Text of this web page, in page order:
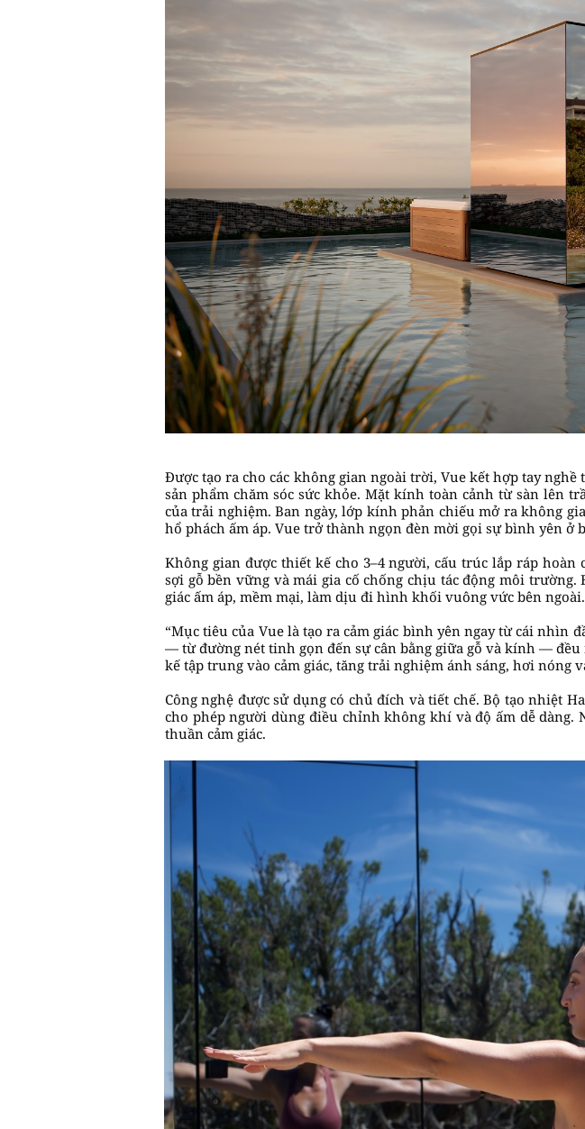
Được tạo ra cho các không gian ngoài trời, Vue kết hợp tay
sản phẩm chăm sóc sức khỏe. Mặt kính toàn cảnh từ sàn lên
của trải nghiệm. Ban ngày, lớp kính phản chiếu mở ra không
hổ phách ấm áp. Vue trở thành ngọn đèn mời gọi sự bình yên ở
Không gian được thiết kế cho 3–4 người, cấu trúc lắp ráp
sợi gỗ bền vững và mái gia cố chống chịu tác động môi
giác ấm áp, mềm mại, làm dịu đi hình khối vuông vức bên ngoài.
“Mục tiêu của Vue là tạo ra cảm giác bình yên ngay từ cái nhìn
— từ đường nét tinh gọn đến sự cân bằng giữa gỗ và kính —
kế tập trung vào cảm giác, tăng trải nghiệm ánh sáng, hơi nóng
Công nghệ được sử dụng có chủ đích và tiết chế. Bộ tạo nhiệt
cho phép người dùng điều chỉnh không khí và độ ấm dễ
thuần cảm giác.